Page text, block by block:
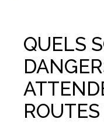
QUELS